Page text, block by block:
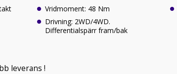
Vridmoment: 48 Nm
Drivning: 2WD/4WD.
Differentialspärr fram/bak
leverans !